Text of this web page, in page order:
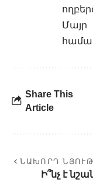
Share This
Article
ՆԱԽՈՐԴ
Ի՞նչ է